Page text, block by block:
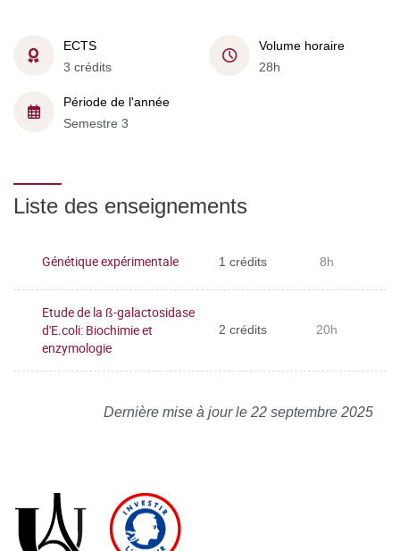
ECTS
3 crédits
Volume horaire
28h
Période de l'année
Semestre 3
Liste des enseignements
Génétique expérimentale 1 crédits 8h
Etude de la ß-galactosidase
d'E.coli: Biochimie et
enzymologie
2 crédits 20h
Dernière mise à jour le 22 septembre 2025